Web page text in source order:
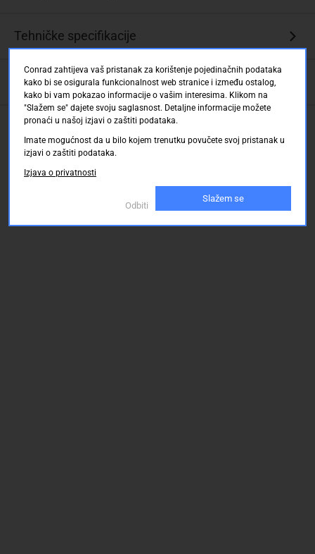
Originalni
potrošni
visoke
kvalitete
ispisa
Impresivan
raspon
od
oko
Tehničke specifikacije
Opis
Ocjene kupaca
Conrad zahtijeva vaš pristanak za korištenje pojedinačnih podataka
kako bi se osigurala funkcionalnost web stranice i između ostalog,
kako bi vam pokazao informacije o vašim interesima. Klikom na
"Slažem se" dajete svoju saglasnost. Detaljne informacije možete
pronaći u našoj izjavi o zaštiti podataka.
Imate mogućnost da u bilo kojem trenutku povučete svoj pristanak u
izjavi o zaštiti podataka.
Izjava o privatnosti
Odbiti
Slažem se